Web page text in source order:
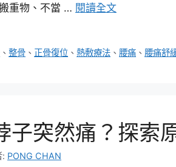
重物、不當 … 閱讀全文
、整骨 、 正骨復位 、熱敷療法 、 腰痛 、 腰痛舒
子突然痛？探索
: PONG CHAN